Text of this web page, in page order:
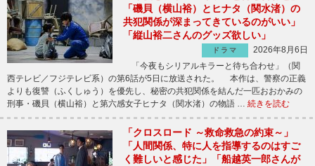
「磯貝（横山裕）とヒナタ（関水渚）の
共犯関係が深まってきているのがいい」
「縦山裕二さんのグッズ欲しい」
ドラマ
2026年8月6日
「今夜もシリアルキラーと待ち合わせ」（関
西テレビ／フジテレビ系）の第6話が5日に放送された。 本作は、警察の正義
よりも復讐（ふくしゅう）を優先し、秘密の共犯関係を結んだ一匹おおかみの
刑事・磯貝（横山裕）と第六感女子ヒナタ（関水渚）の物語 … 続きを読む
「クロスロード ～救命救急の約束～」
「人間関係、特に人を指導するのはすご
く難しいと感じた」「船越英一郎さんが